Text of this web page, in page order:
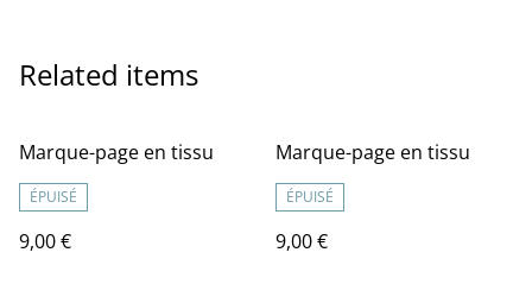
Related items
Marque-page en tissu
ÉPUISÉ
9,00 €
Marque-page en tissu
ÉPUISÉ
9,00 €